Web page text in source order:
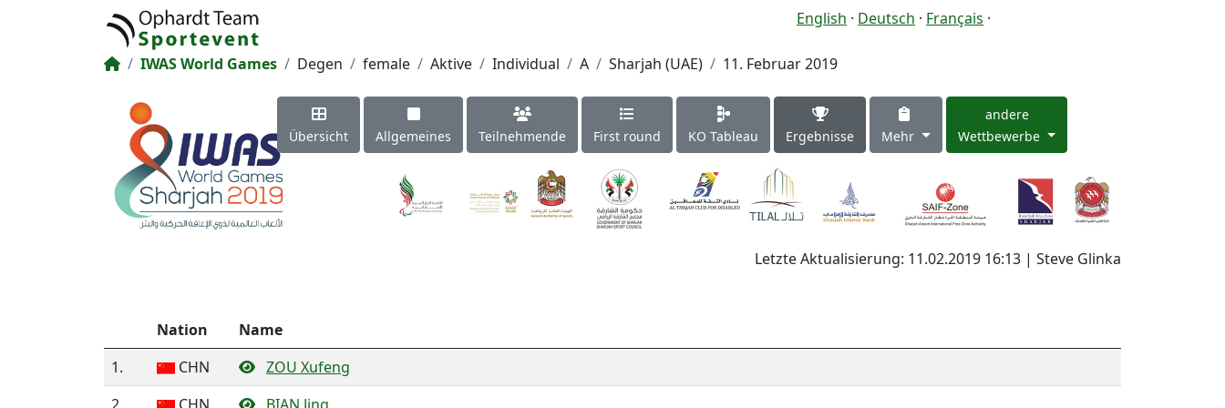
English · Deutsch · Français ·
IWAS World Games Degen female Aktive Individual A Sharjah (UAE) 11. Februar 2019
Übersicht Allgemeines Teilnehmende First round KO Tableau Ergebnisse Mehr
andere
Wettbewerbe
Letzte Aktualisierung: 11.02.2019 16:13 | Steve Glinka
Nation
Name
1.
CHN
ZOU Xufeng